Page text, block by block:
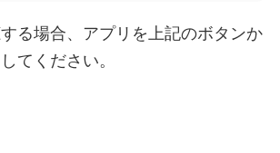
る場合、アプリを上記のボタンか
てください。